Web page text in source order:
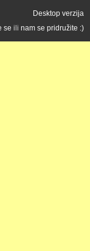
Desktop verzija
se ili nam se pridružite :)